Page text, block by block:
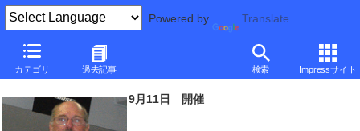
Powered by Translate
カテゴリ 過去記事 検索 Impressサイト
インテル、マーケティング担当のダルマン氏が来日記者会見
～Core i7とSSDは日本が一番売れている
9月11日 開催